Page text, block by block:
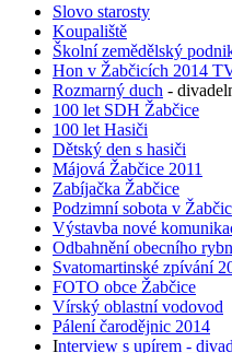
Slovo starosty
Koupaliště
Školní zemědělský
Hon v Žabčicích 2014
Rozmarný duch -
100 let SDH Žabčice
100 let Hasiči
Dětský den s hasiči
Májová Žabčice 2011
Zabíjačka Žabčice
Podzimní sobota v
Výstavba nové
Odbahnění obecního
Svatomartinské zpívání
FOTO obce Žabčice
Vírský oblastní vodovod
Pálení čarodějnic 2014
Interview s upírem -